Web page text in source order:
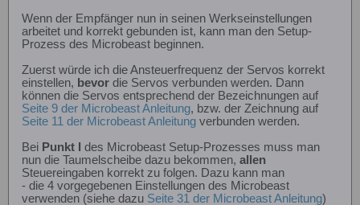
Wenn der Empfänger nun in seinen Werkseinstellungen
arbeitet und korrekt gebunden ist, kann man den Setup-
Prozess des Microbeast beginnen.
Zuerst würde ich die Ansteuerfrequenz der Servos korrekt
einstellen, bevor die Servos verbunden werden. Dann
können die Servos entsprechend der Bezeichnungen auf
Seite 9 der Microbeast Anleitung, bzw. der Zeichnung auf
Seite 11 der Microbeast Anleitung verbunden werden.
Bei Punkt I
des Microbeast Setup-Prozesses muss man
nun die Taumelscheibe dazu bekommen, allen
Steuereingaben korrekt zu folgen. Dazu kann man
- die 4 vorgegebenen Einstellungen des Microbeast
verwenden (siehe dazu Seite 31 der Microbeast Anleitung)